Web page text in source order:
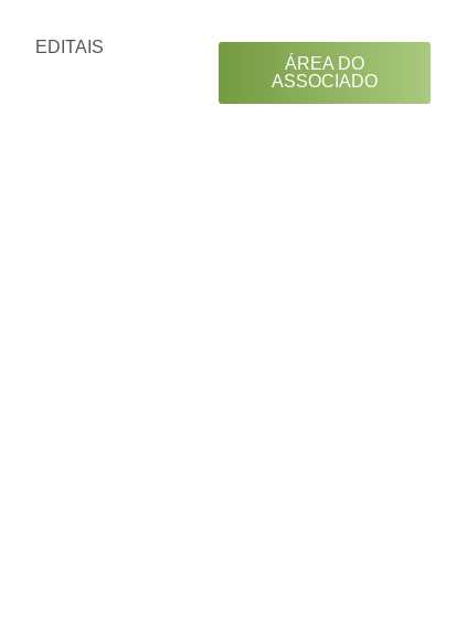
EDITAIS
ÁREA DO
ASSOCIADO